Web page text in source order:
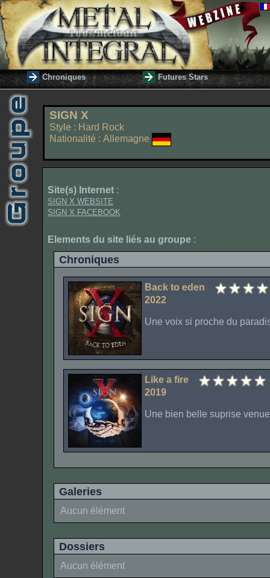
Chroniques Futures Stars
SIGN X
Style : Hard Rock
Nationalité : Allemagne
Site(s) Internet :
SIGN X WEBSITE
SIGN X FACEBOOK
Elements du site liés au groupe :
Chroniques
Back to eden
2022
Une voix si proche du
Like a fire
2019
Une bien belle suprise
Galeries
Aucun élément
Dossiers
Aucun élément